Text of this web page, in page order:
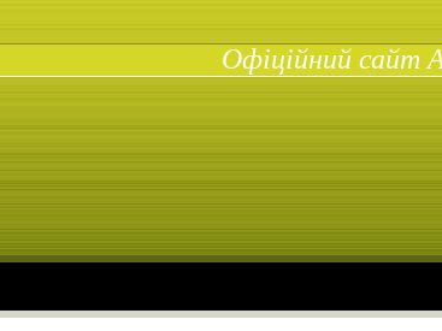
Офіційний сайт